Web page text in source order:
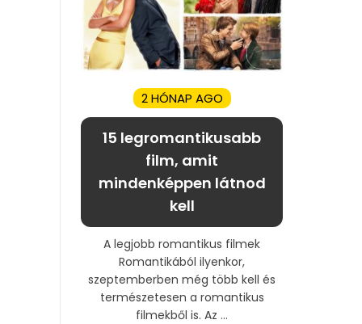
2 HÓNAP AGO
15 legromantikusabb
film, amit
mindenképpen látnod
kell
A legjobb romantikus filmek
Romantikából ilyenkor,
szeptemberben még több kell és
természetesen a romantikus
filmekből is. Az ...